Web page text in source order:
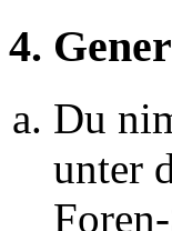
4.
Du
unter